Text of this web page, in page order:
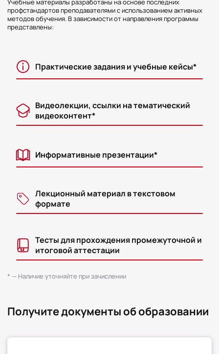
Учебные материалы разработаны на основе последних
профстандартов преподавателями с использованием активных
методов обучения. В зависимости от направления программы
представлены:
Практические задания и учебные кейсы*
Видеолекции, ссылки на тематический
видеоконтент*
Информативные презентации*
Лекционный материал в текстовом
формате
Тесты для прохождения промежуточной и
итоговой аттестации
* — Наличие уточняйте при зачислении
Получите документы об образовании